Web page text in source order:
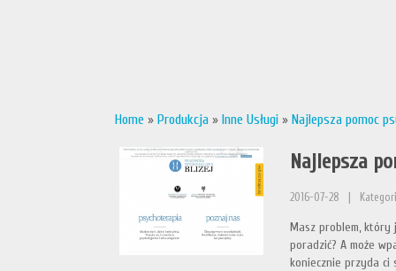
Home » Produkcja » Inne Usługi » Najlepsza pomoc
Najlepsza
2016-07-28
Masz problem, który
poradzić? A może
koniecznie przyda ci